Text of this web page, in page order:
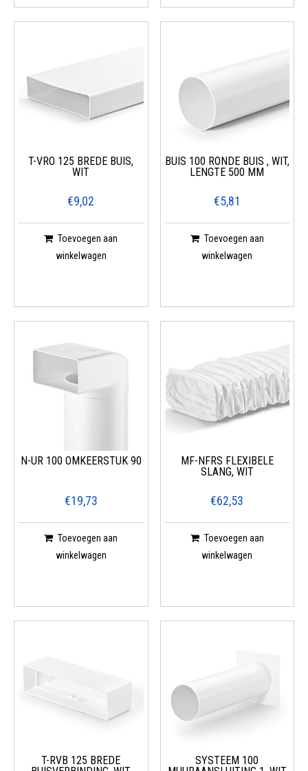
T-VRO 125 BREDE BUIS,
WIT
€9,02
Toevoegen aan
winkelwagen
BUIS 100 RONDE BUIS , WIT,
LENGTE 500 MM
€5,81
Toevoegen aan
winkelwagen
N-UR 100 OMKEERSTUK 90
€19,73
Toevoegen aan
winkelwagen
MF-NFRS FLEXIBELE
SLANG, WIT
€62,53
Toevoegen aan
winkelwagen
T-RVB 125 BREDE
SYSTEEM 100